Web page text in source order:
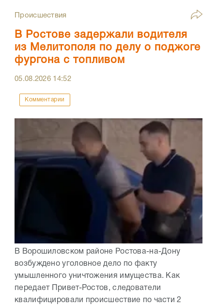
Происшествия
В Ростове задержали водителя
из Мелитополя по делу о поджоге
фургона с топливом
05.08.2026 14:52
Комментарии
В Ворошиловском районе Ростова-на-Дону
возбуждено уголовное дело по факту
умышленного уничтожения имущества. Как
передает Привет-Ростов, следователи
квалифицировали происшествие по части 2